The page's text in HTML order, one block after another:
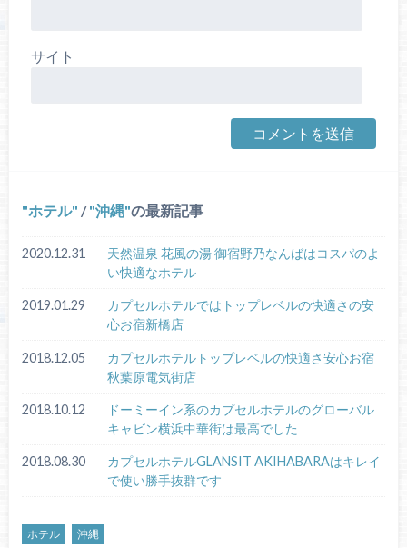
サイト
ホテル / 沖縄 の最新記事
2020.12.31
天然温泉 花風の湯 御宿野乃なんばはコスパのよ
い快適なホテル
2019.01.29
カプセルホテルではトップレベルの快適さの安
心お宿新橋店
2018.12.05
カプセルホテルトップレベルの快適さ安心お宿
秋葉原電気街店
2018.10.12
ドーミーイン系のカプセルホテルのグローバル
キャビン横浜中華街は最高でした
2018.08.30
カプセルホテルGLANSIT AKIHABARAはキレイ
で使い勝手抜群です
ホテル 沖縄